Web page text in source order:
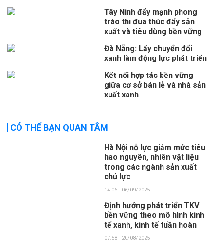
Tây Ninh đẩy mạnh phong
trào thi đua thúc đẩy sản
xuất và tiêu dùng bền vững
Đà Nẵng: Lấy chuyển đổi
xanh làm động lực phát triển
Kết nối hợp tác bền vững
giữa cơ sở bán lẻ và nhà sản
xuất xanh
CÓ THỂ BẠN QUAN TÂM
Hà Nội nỗ lực giảm mức tiêu
hao nguyên, nhiên vật liệu
trong các ngành sản xuất
chủ lực
14:06 - 06/09/2025
Định hướng phát triển TKV
bền vững theo mô hình kinh
tế xanh, kinh tế tuần hoàn
07:58 - 20/08/2025